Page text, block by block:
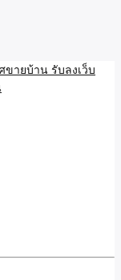
พสขาย
ายบ้าน
นดับ1
ขาย
รับลงประกาศขาย
งขายบ้าน